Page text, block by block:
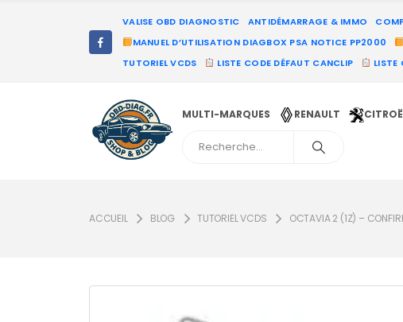
VALISE OBD DIAGNOSTIC ANTIDÉMARRAGE & IMMO
MANUEL D’UTILISATION DIAGBOX PSA NOTICE PP2000
TUTORIEL VCDS
LISTE CODE DÉFAUT CANCLIP LISTE
MULTI-MARQUES RENAULT
ACCUEIL BLOG TUTORIEL VCDS OCTAVIA 2 (1Z) –